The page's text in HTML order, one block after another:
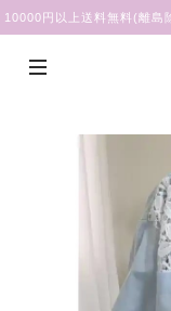
10000円以上送料無料(離島